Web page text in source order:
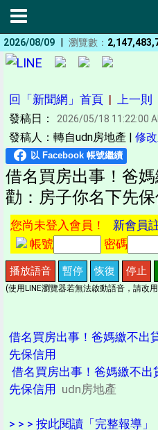
2026/08/09 | 瀏覽數：
回「新聞網」首頁 | 上一則
發稿日： 2026/05/18 11:22:00
發稿人：轉自udn房地產 | 修
借名買房出事！爸
勸：房子你名下先保
您尚未登入會員！ 新會員
帳號
密碼
播放語音 暫停 恢復 停止
(使用LINE瀏覽器若無法啟動語音，請改
借名買房出事！爸媽繳不出
先保信用
借名買房出事！爸媽繳不
先保信用 udn房地產
> > > 按此閱讀「完整報導」